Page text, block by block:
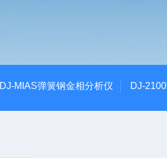
DJ-MIAS弹簧钢金相分析仪 DJ-